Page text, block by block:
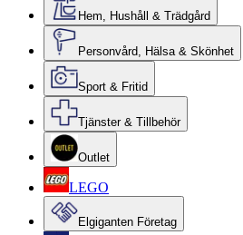
Hem, Hushåll & Trädgård
Personvård, Hälsa & Skönhet
Sport & Fritid
Tjänster & Tillbehör
Outlet
LEGO
Elgiganten Företag